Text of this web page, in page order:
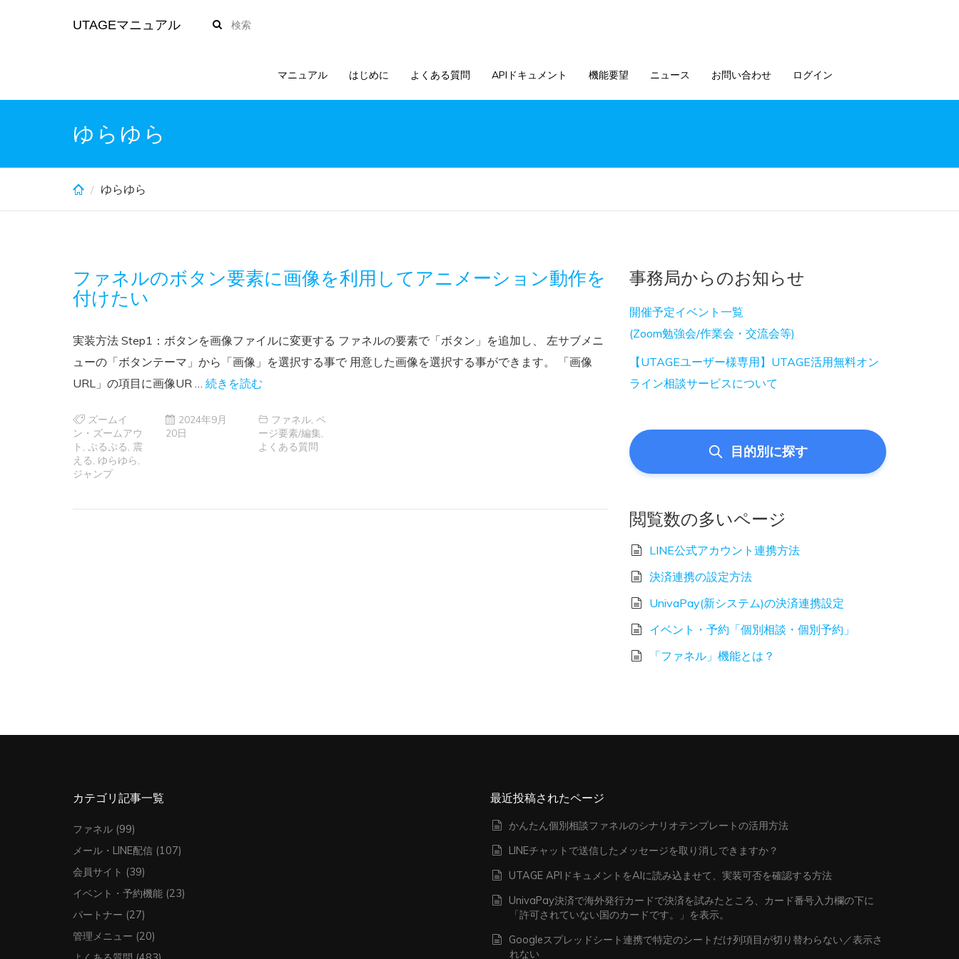
UTAGEマニュアル
マニュアル はじめに よくある質問 APIドキュメント 機能要望 ニュース お問い合わせ ログイン
ゆらゆら
ゆらゆら
ファネルのボタン要素に画像を利用してアニメーション動作を
付けたい
実装方法 Step1：ボタンを画像ファイルに変更する ファネルの要素で「ボタン」を追加し、 左サブメニ
ューの「ボタンテーマ」から「画像」を選択する事で 用意した画像を選択する事ができます。 「画像
URL」の項目に画像UR … 続きを読む
ズームイ
ン・ズームアウ
ト ぷるぷる 震
える ゆらゆら
ジャンプ
2024年9月
20日
ファネル, ペ
ージ要素/編集
よくある質問
事務局からのお知らせ
開催予定イベント一覧
(Zoom勉強会/作業会・交流会等)
【UTAGEユーザー様専用】UTAGE活用無料オン
ライン相談サービスについて
目的別に探す
閲覧数の多いページ
LINE公式アカウント連携方法
決済連携の設定方法
UnivaPay(新システム)の決済連携設定
イベント・予約「個別相談・個別予約」
「ファネル」機能とは？
カテゴリ記事一覧
ファネル (99)
メール・LINE配信 (107)
会員サイト (39)
イベント・予約機能 (23)
パートナー (27)
管理メニュー (20)
最近投稿されたページ
かんたん個別相談ファネルのシナリオテンプレートの活用方法
LINEチャットで送信したメッセージを取り消しできますか？
UTAGE APIドキュメントをAIに読み込ませて、実装可否を確認する方法
UnivaPay決済で海外発行カードで決済を試みたところ、カード番号入力欄の下に
「許可されていない国のカードです。」を表示。
Googleスプレッドシート連携で特定のシートだけ列項目が切り替わらない／表示さ
れない